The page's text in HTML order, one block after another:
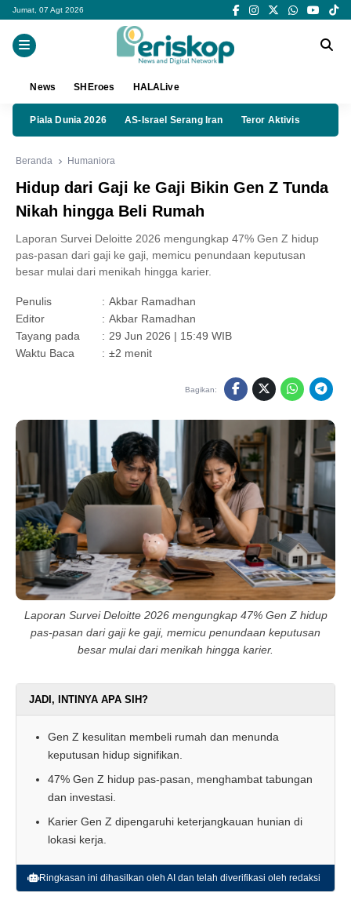
Jumat, 07 Agt 2026
News SHEroes HALALive
Piala Dunia 2026 AS-Israel Serang Iran Teror Aktivis
Beranda Humaniora
Hidup dari Gaji ke Gaji Bikin Gen Z Tunda
Nikah hingga Beli Rumah
Laporan Survei Deloitte 2026 mengungkap 47% Gen Z hidup
pas-pasan dari gaji ke gaji, memicu penundaan keputusan
besar mulai dari menikah hingga karier.
Penulis : Akbar Ramadhan
Editor
: Akbar Ramadhan
Tayang pada
: 29 Jun 2026 | 15:49 WIB
Waktu Baca
: ±2 menit
Bagikan:
Laporan Survei Deloitte 2026 mengungkap 47% Gen Z hidup
pas-pasan dari gaji ke gaji, memicu penundaan keputusan
besar mulai dari menikah hingga karier.
JADI, INTINYA APA SIH?
Gen Z kesulitan membeli rumah dan menunda
keputusan hidup signifikan.
47% Gen Z hidup pas-pasan, menghambat tabungan
dan investasi.
Karier Gen Z dipengaruhi keterjangkauan hunian di
lokasi kerja.
Ringkasan ini dihasilkan oleh AI dan telah diverifikasi oleh redaksi